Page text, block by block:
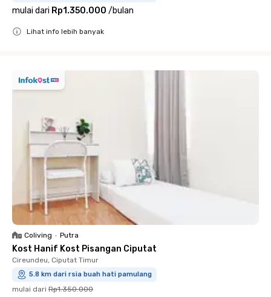
mulai dari Rp1.350.000 /bulan
Lihat info lebih banyak
Coliving • Putra
Kost Hanif Kost Pisangan Ciputat
Cireundeu, Ciputat Timur
5.8 km dari rsia buah hati pamulang
mulai dari Rp1.350.000